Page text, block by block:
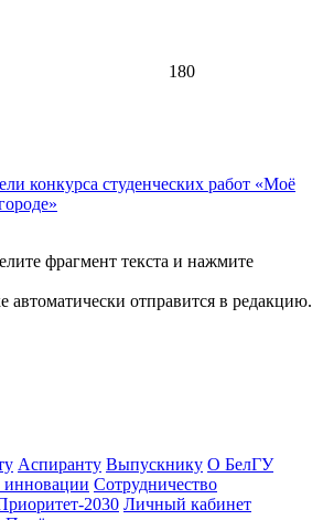
180
конкурса студенческих работ «Моё
фрагмент текста и нажмите
отправится в редакцию.
Аспиранту Выпускнику О БелГУ
инновации Сотрудничество
2030 Личный кабинет